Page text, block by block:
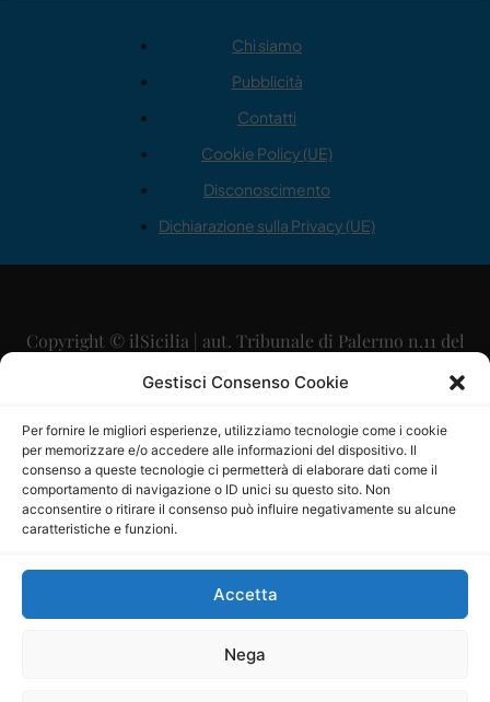
Gestisci Consenso Cookie
Per fornire le migliori esperienze, utilizziamo tecnologie come i cookie
per memorizzare e/o accedere alle informazioni del dispositivo. Il
consenso a queste tecnologie ci permetterà di elaborare dati come il
comportamento di navigazione o ID unici su questo sito. Non
acconsentire o ritirare il consenso può influire negativamente su alcune
caratteristiche e funzioni.
Accetta
Nega
Chi siamo
Pubblicità
Contatti
Cookie Policy (UE)
Disconoscimento
Dichiarazione sulla Privacy (UE)
Copyright © ilSicilia | aut. Tribunale di Palermo n.11 del
29/09/2015
Direttore Editoriale: Maurizio Scaglione
Direttore Responsabile: Maria Calabrese
P.IVA: 06334930820
Mercurio Comunicazione Società Cooperativa a r.l. è
iscritta al Registro degli Operatori di Comunicazione al